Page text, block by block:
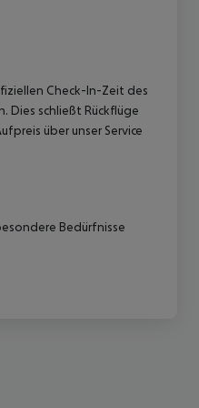
Check-In-Zeit des
Dies schließt Rückflüge
über unser Service
Bedürfnisse